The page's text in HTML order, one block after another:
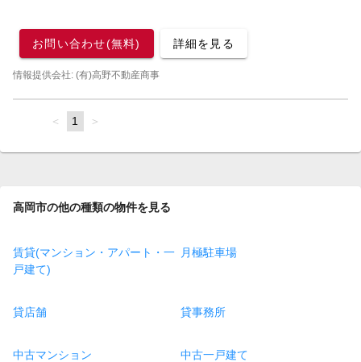
お問い合わせ(無料) 詳細を見る
情報提供会社: (有)高野不動産商事
page
You're
page
1 page
高岡市の他の種類の物件を見る
賃貸(マンション・アパート・一
戸建て)
月極駐車場
貸店舗 貸事務所
中古マンション 中古一戸建て